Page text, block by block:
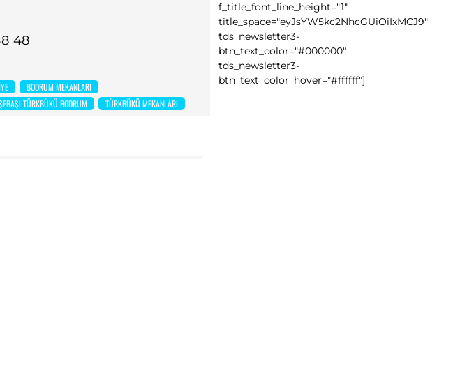
48
BODRUM MEKANLARI
TÜRKBÜKÜ BODRUM TÜRKBÜKÜ MEKANLARI
f_title_font_line_height="1"
title_space="eyJsYW5kc2NhcGUiOiIxMCJ9"
tds_newsletter3-
btn_text_color="#000000"
tds_newsletter3-
btn_text_color_hover="#ffffff"]